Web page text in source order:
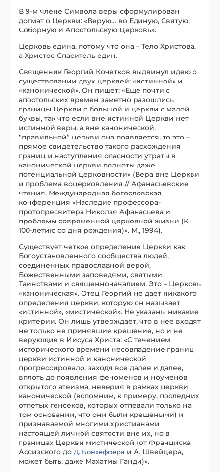
В 9-м члене Символа веры сформулирован
догмат о Церкви: «Верую… во Единую, Святую,
Соборную и Апостольскую Церковь».
Церковь едина, потому что она – Тело Христова,
а Христос-Спаситель един.
Священник Георгий Кочетков выдвинул идею о
существовании двух церквей: «истинной» и
«канонической». Он пишет: «Еще почти с
апостольских времен заметно разошлись
границы Церкви с большой и церкви с малой
буквы, так что если вне истинной Церкви нет
истинной веры, а вне канонической,
“правильной” церкви она появляется, то это –
прямое свидетельство такого расхождения
границ и наступления опасности утраты в
канонической церкви полноты даже
потенциальной церковности» (Вера вне Церкви
и проблема воцерковления // Афанасьевские
чтения. Международная богословская
конференция «Наследие профессора-
протопресвитера Николая Афанасьева и
проблемы современной церковной жизни (К
100-летию со дня рождения)». М., 1994).
Существует четкое определение Церкви как
Богоустановленного сообщества людей,
соединенных православной верой,
Божественными заповедями, святыми
Таинствами и священноначалием. Это – Церковь
«каноническая». Отец Георгий не дает никакого
определения церкви, которую он называет
«истинной», «мистической». Не указаны никакие
критерии. Он лишь утверждает, что в нее входят
не только не принявшие крещение, но и не
верующие в Иисуса Христа: «С течением
исторического времени несовпадение границ
церкви истинной и канонической
прогрессировало, заходя все далее и далее,
вплоть до появления феноменов и ноуменов
открытого атеизма, неверия в рамках церкви
канонической (вспомним, к примеру, последних
отпетых генсеков, которых отпевали только на
том основании, что они были крещеными) и
признаваемой многими христианами
настоящей личной святости вне их, но в
границах Церкви мистической (от Франциска
Ассизского доД. Бонхёффера и А. Швейцера,
может быть, даже Махатмы Ганди)».